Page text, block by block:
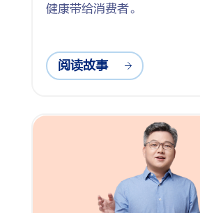
健康带给消费者。
阅读故事